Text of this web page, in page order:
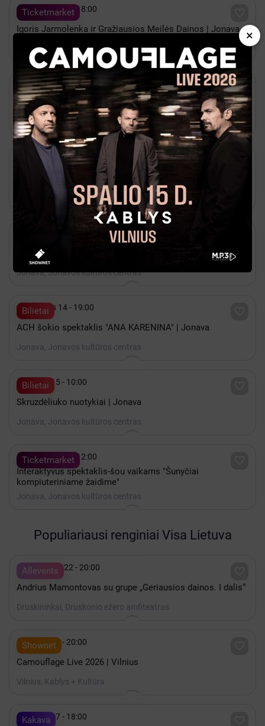
Ticketmarket
 Lapkritis 07 - 18:00
Igoris Jarmolenka ir Gražiausios Meilės Dainos | Jonava
Jonava, Jonavos kultūros centras
Ticketmarket 
2027 Vasaris 19 - 18:00
PREMJERA | Miuziklas "Vėjo nublokšti"
Jonava, Jonavos kultūros centras
Kakava
Rugpjūtis 19 - 19:30
Kontrolinės krepšinio rungtynės: Lietuva - Arizonos
Universitetas
Jonava, Jonavos sporto arena
Vilniaus tango teatras - TANGO INSTINKTAS
Jonava, Jonavos kultūros centras
Bilietai
 Gruodis 14 - 19:00
ACH šokio spektaklis "ANA KARENINA" | Jonava
Jonava, Jonavos kultūros centras
Bilietai
 Spalis 15 - 10:00
Skruzdėliuko nuotykiai | Jonava
Jonava, Jonavos kultūros centras
Ticketmarket
 Lapkritis 21 - 12:00
Interaktyvus spektaklis-šou vaikams "Šunyčiai
kompiuteriniame žaidime"
Jonava, Jonavos kultūros centras
Populiariausi renginiai Visa Lietuva
Allevents
 Rugpjūtis 22 - 20:00
Andrius Mamontovas su grupe „Geriausios dainos. I dalis“
Druskininkai, Druskonio ežero amfiteatras
Shownet
 Spalis 15 - 20:00
Camouflage Live 2026 | Vilnius
Vilnius, Kablys + Kultūra
Kakava
 Spalis 17 - 18:00
×